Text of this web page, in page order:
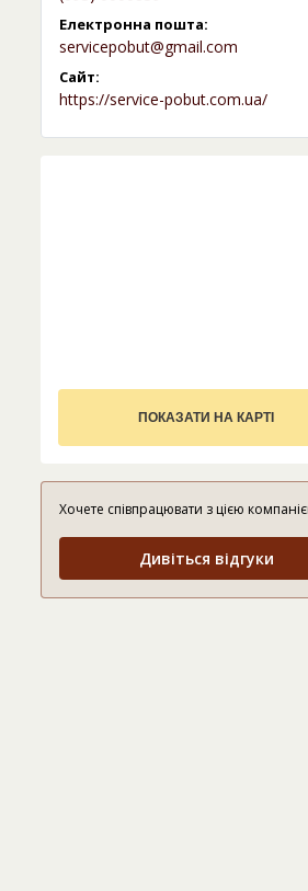
Електронна пошта:
servicepobut@gmail.com
Сайт:
https://service-pobut.com.ua/
ПОКАЗАТИ НА КАРТІ
Хочете співпрацювати з цією
Дивіться відгуки